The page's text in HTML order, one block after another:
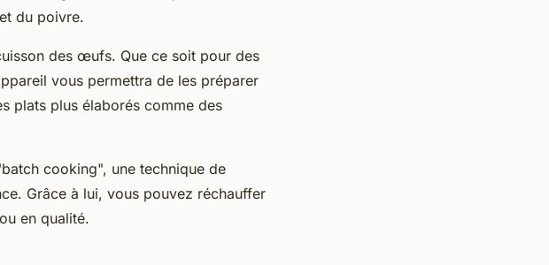
du poivre.
des œufs. Que ce soit pour des
vous permettra de les préparer
plats plus élaborés comme des
cooking", une technique de
Grâce à lui, vous pouvez réchauffer
en qualité.